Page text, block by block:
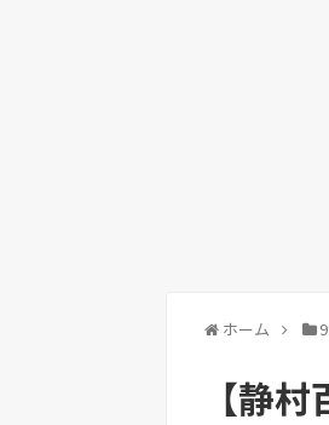
ホーム
【静